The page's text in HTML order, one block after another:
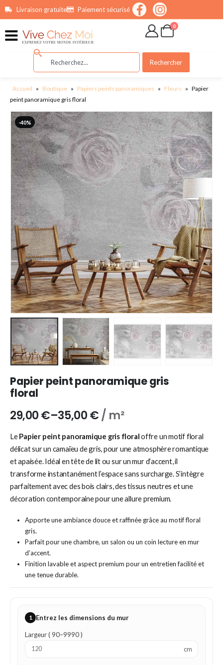
principalLivraison gratuite Paiement sécurisé
0
Rechercher
Accueil » Boutique » Papiers peints panoramiques » Fleurs » Papier
peint panoramique gris floral
-40%
Papier peint panoramique gris
floral
29,00€–35,00€/ m²
LePapier peint panoramique gris floraloffre un motif floral
délicat sur un camaïeu de gris, pour une atmosphère romantique
et apaisée. Idéal en tête de lit ou sur un mur d’accent, il
transforme instantanément l’espace sans surcharge. S’intègre
parfaitement avec des bois clairs, des tissus neutres et une
décoration contemporaine pour une allure premium.
Apporte une ambiance douce et raffinée grâce au motif floral
gris.
Parfait pour une chambre, un salon ou un coin lecture en mur
d’accent.
Finition lavable et aspect premium pour un entretien facilité et
une tenue durable.
1 Entrez les dimensions du mur
Largeur ( 90–9990 )
cm